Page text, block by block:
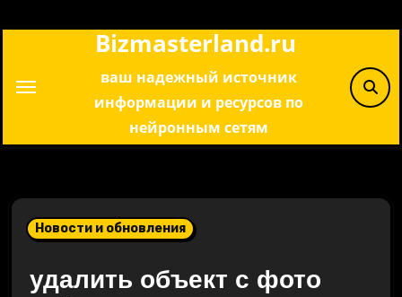
Bizmasterland.ru
ваш надежный источник
информации и ресурсов по
нейронным сетям
Новости и обновления
удалить объект с фото